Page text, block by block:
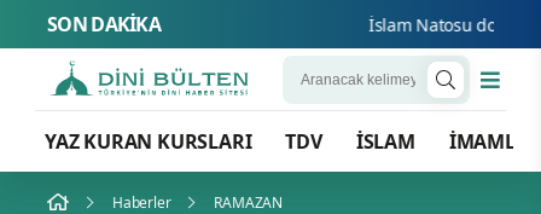
SON DAKİKA İslam Natosu dosta
YAZ KURAN KURSLARI TDV İSLAM İMAMLAR
Haberler RAMAZAN